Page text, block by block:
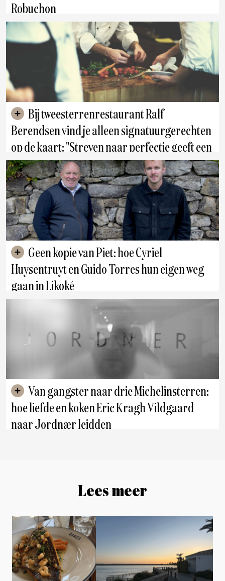
Robuchon
Berendsen vind je alleen signatuurgerechten
op de kaart: "Streven naar perfectie geeft een
kick"
Lanaken
Huysentruyt en Guido Torres hun eigen weg
gaan in Likoké
hoe liefde en koken Eric Kragh Vildgaard
naar Jordnær leidden
Lees meer